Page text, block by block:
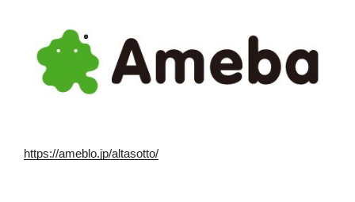
https://ameblo.jp/altasotto/